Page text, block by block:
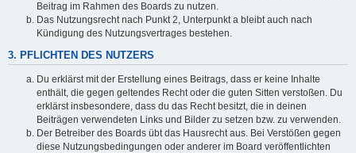
Beitrag im Rahmen des Boards zu nutzen.
Das Nutzungsrecht nach Punkt 2, Unterpunkt a bleibt auch nach
Kündigung des Nutzungsvertrages bestehen.
3. PFLICHTEN DES NUTZERS
Du erklärst mit der Erstellung eines Beitrags, dass er keine Inhalte
enthält, die gegen geltendes Recht oder die guten Sitten verstoßen. Du
erklärst insbesondere, dass du das Recht besitzt, die in deinen
Beiträgen verwendeten Links und Bilder zu setzen bzw. zu verwenden.
Der Betreiber des Boards übt das Hausrecht aus. Bei Verstößen gegen
diese Nutzungsbedingungen oder anderer im Board veröffentlichten